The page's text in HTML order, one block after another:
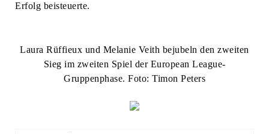
Erfolg beisteuerte.
Laura Rüffieux und Melanie Veith bejubeln den zweiten
Sieg im zweiten Spiel der European League-
Gruppenphase. Foto: Timon Peters